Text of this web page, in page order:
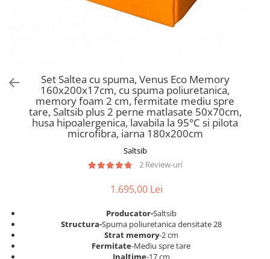
Saltele Memory Pocket
Saltele cu plasa arcuri
Saltele cu spuma
Saltele cu spuma
Saltele cu spuma poliuretanica
Saltele 160x200
Saltele 180x200
Top saltele
Scaune pentru living
Seturi comode living si vitrine
Mobila living
Dulap birou
Birouri
Scaune pentru birou
Scaune birou copii
Scaune resigilate
Scaune gradinita
Scaune conferinta
Set Saltea cu spuma, Venus Eco Memory
160x200x17cm, cu spuma poliuretanica,
memory foam 2 cm, fermitate mediu spre
tare, Saltsib plus 2 perne matlasate 50x70cm,
husa hipoalergenica, lavabila la 95°C si pilota
microfibra, iarna 180x200cm
Saltsib
2 Review-uri
1.695,00 Lei
Producator-Saltsib
Structura-Spuma poliuretanica densitate 28
Strat memory-2 cm
Fermitate-Mediu spre tare
Inaltime-17 cm